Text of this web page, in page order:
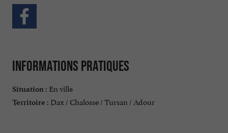
Informations pratiques
Situation : En ville
Territoire : Dax / Chalosse / Tursan / Adour